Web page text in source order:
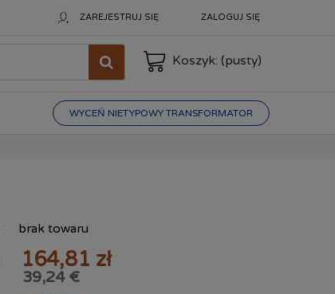
ZAREJESTRUJ SIĘ ZALOGUJ SIĘ
Koszyk: (pusty)
WYCEŃ NIETYPOWY TRANSFORMATOR
brak towaru
164,81 zł
39,24 €